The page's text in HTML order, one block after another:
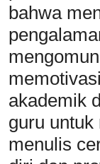
bahwa
akademik
guru
menulis